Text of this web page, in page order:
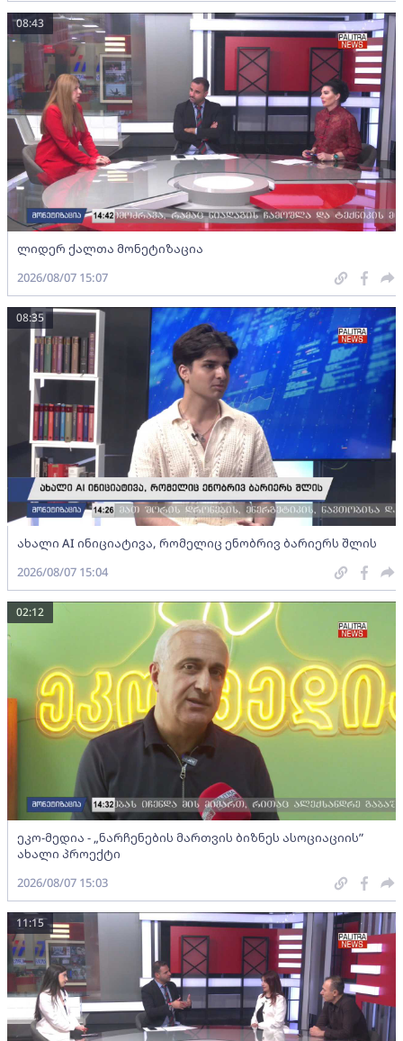
ლიდერ ქალთა მონეტიზაცია
08:43
2026/08/07 15:07
ახალი AI ინიციატივა, რომელიც ენობრივ ბარიერს შლის
08:35
2026/08/07 15:04
ეკო-მედია - „ნარჩენების მართვის ბიზნეს ასოციაციის”
ახალი პროექტი
02:12
2026/08/07 15:03
11:15